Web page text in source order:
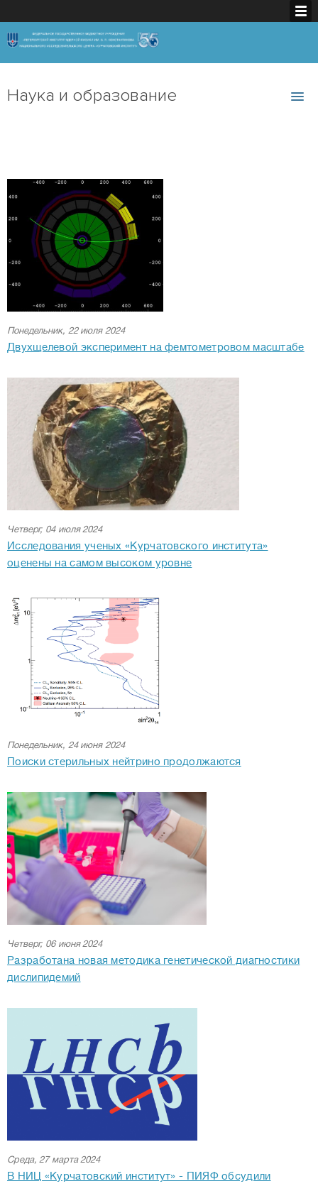
Наука и образование
Понедельник, 22 июля 2024
Двухщелевой эксперимент на фемтометровом масштабе
Четверг, 04 июля 2024
Исследования ученых «Курчатовского института»
оценены на самом высоком уровне
Понедельник, 24 июня 2024
Поиски стерильных нейтрино продолжаются
Четверг, 06 июня 2024
Разработана новая методика генетической диагностики
дислипидемий
Среда, 27 марта 2024
В НИЦ «Курчатовский институт» - ПИЯФ обсудили